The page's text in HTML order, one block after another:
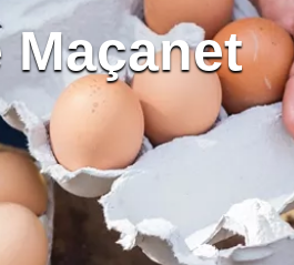
Maçanet